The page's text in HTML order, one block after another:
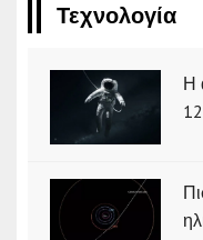
Τεχνολογία
Η